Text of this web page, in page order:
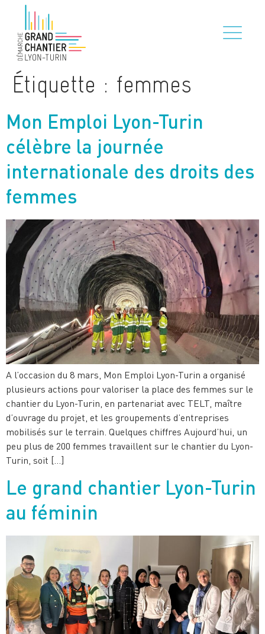
Étiquette : femmes
Mon Emploi Lyon-Turin
célèbre la journée
internationale des droits des
femmes
A l’occasion du 8 mars, Mon Emploi Lyon-Turin a organisé
plusieurs actions pour valoriser la place des femmes sur le
chantier du Lyon-Turin, en partenariat avec TELT, maître
d’ouvrage du projet, et les groupements d’entreprises
mobilisés sur le terrain. Quelques chiffres Aujourd’hui, un
peu plus de 200 femmes travaillent sur le chantier du Lyon-
Turin, soit […]
Le grand chantier Lyon-Turin
au féminin